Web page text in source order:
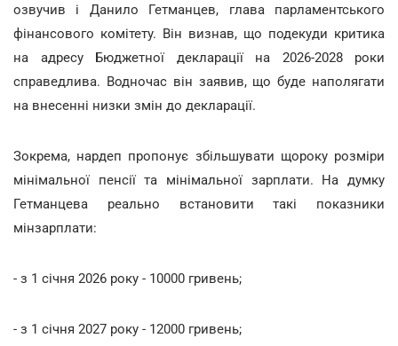
озвучив і Данило Гетманцев, глава парламентського
фінансового комітету. Він визнав, що подекуди критика
на адресу Бюджетної декларації на 2026-2028 роки
справедлива. Водночас він заявив, що буде наполягати
на внесенні низки змін до декларації.
Зокрема, нардеп пропонує збільшувати щороку розміри
мінімальної пенсії та мінімальної зарплати. На думку
Гетманцева реально встановити такі показники
мінзарплати:
- з 1 січня 2026 року - 10000 гривень;
- з 1 січня 2027 року - 12000 гривень;